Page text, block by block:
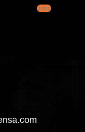
Jobs